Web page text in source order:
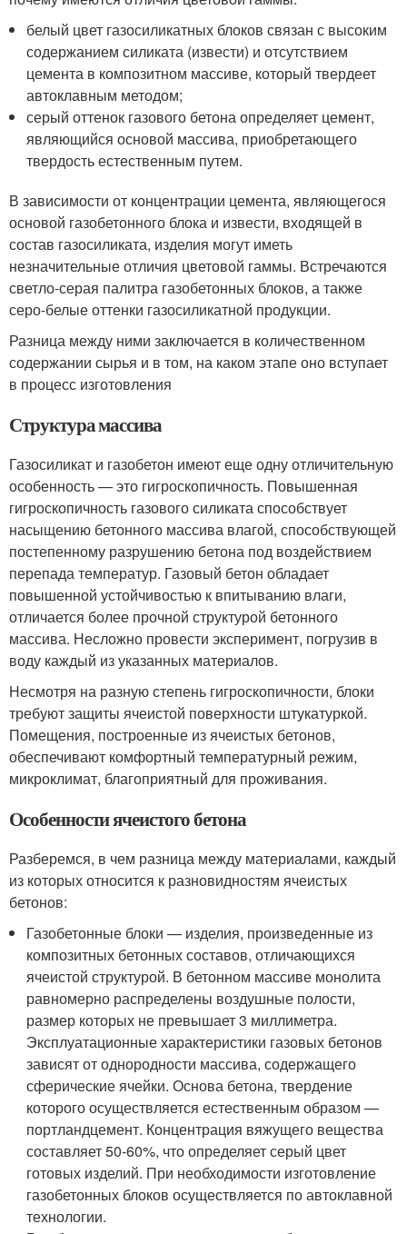
белый цвет газосиликатных блоков связан с высоким
содержанием силиката (извести) и отсутствием
цемента в композитном массиве, который твердеет
автоклавным методом;
серый оттенок газового бетона определяет цемент,
являющийся основой массива, приобретающего
твердость естественным путем.
В зависимости от концентрации цемента, являющегося
основой газобетонного блока и извести, входящей в
состав газосиликата, изделия могут иметь
незначительные отличия цветовой гаммы. Встречаются
светло-серая палитра газобетонных блоков, а также
серо-белые оттенки газосиликатной продукции.
Разница между ними заключается в количественном
содержании сырья и в том, на каком этапе оно вступает
в процесс изготовления
Структура массива
Газосиликат и газобетон имеют еще одну отличительную
особенность — это гигроскопичность. Повышенная
гигроскопичность газового силиката способствует
насыщению бетонного массива влагой, способствующей
постепенному разрушению бетона под воздействием
перепада температур. Газовый бетон обладает
повышенной устойчивостью к впитыванию влаги,
отличается более прочной структурой бетонного
массива. Несложно провести эксперимент, погрузив в
воду каждый из указанных материалов.
Несмотря на разную степень гигроскопичности, блоки
требуют защиты ячеистой поверхности штукатуркой.
Помещения, построенные из ячеистых бетонов,
обеспечивают комфортный температурный режим,
микроклимат, благоприятный для проживания.
Особенности ячеистого бетона
Разберемся, в чем разница между материалами, каждый
из которых относится к разновидностям ячеистых
бетонов:
Газобетонные блоки — изделия, произведенные из
композитных бетонных составов, отличающихся
ячеистой структурой. В бетонном массиве монолита
равномерно распределены воздушные полости,
размер которых не превышает 3 миллиметра.
Эксплуатационные характеристики газовых бетонов
зависят от однородности массива, содержащего
сферические ячейки. Основа бетона, твердение
которого осуществляется естественным образом —
портландцемент. Концентрация вяжущего вещества
составляет 50-60%, что определяет серый цвет
готовых изделий. При необходимости изготовление
газобетонных блоков осуществляется по автоклавной
технологии.